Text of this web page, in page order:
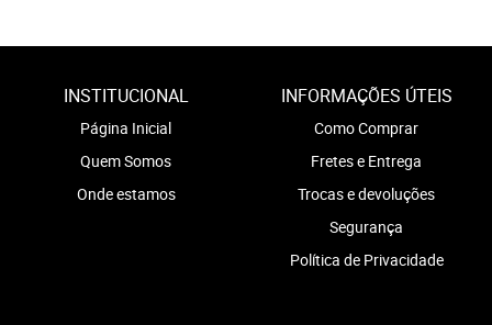
INSTITUCIONAL
Página Inicial
Quem Somos
Onde estamos
INFORMAÇÕES ÚTEIS
Como Comprar
Fretes e Entrega
Trocas e devoluções
Segurança
Política de Privacidade